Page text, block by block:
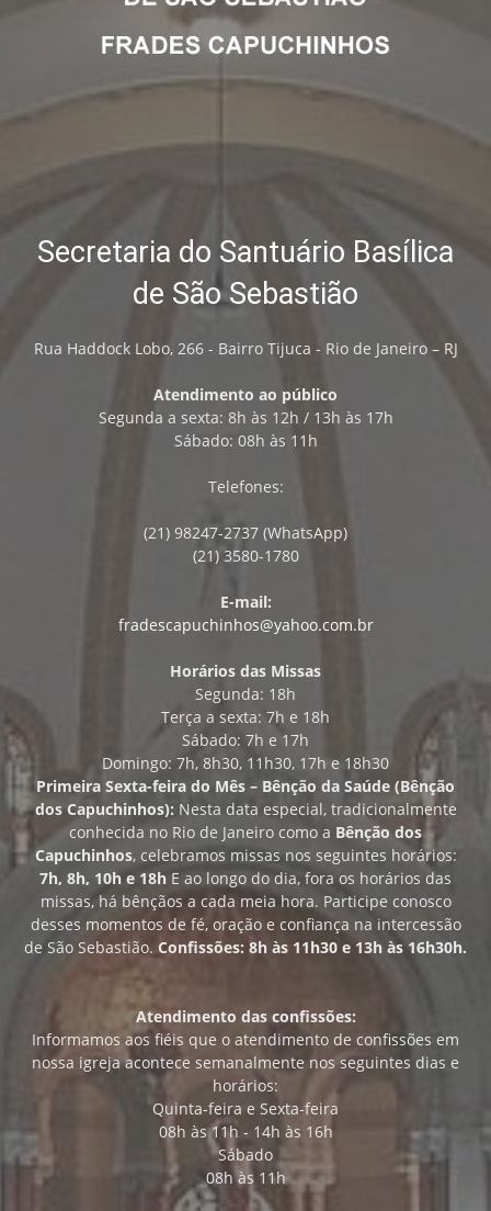
Secretaria do Santuário Basílica
de São Sebastião
Rua Haddock Lobo, 266 - Bairro Tijuca - Rio de Janeiro – RJ
Atendimento ao público
Segunda a sexta: 8h às 12h / 13h às 17h
Sábado: 08h às 11h
Telefones:
(21) 98247-2737 (WhatsApp)
(21) 3580-1780
E-mail:
fradescapuchinhos@yahoo.com.br
Horários das Missas
Segunda: 18h
Terça a sexta: 7h e 18h
Sábado: 7h e 17h
Domingo: 7h, 8h30, 11h30, 17h e 18h30
Primeira Sexta-feira do Mês – Bênção da Saúde (Bênção
dos Capuchinhos): Nesta data especial, tradicionalmente
conhecida no Rio de Janeiro como a Bênção dos
Capuchinhos, celebramos missas nos seguintes horários:
7h, 8h, 10h e 18h E ao longo do dia, fora os horários das
missas, há bênçãos a cada meia hora. Participe conosco
desses momentos de fé, oração e confiança na intercessão
de São Sebastião. Confissões: 8h às 11h30 e 13h às 16h30h.
Atendimento das confissões:
Informamos aos fiéis que o atendimento de confissões em
nossa igreja acontece semanalmente nos seguintes dias e
horários:
Quinta-feira e Sexta-feira
08h às 11h - 14h às 16h
Sábado
08h às 11h